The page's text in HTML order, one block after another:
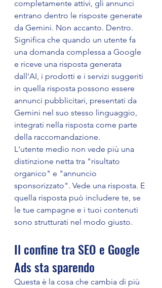
completamente attivi, gli annunci
entrano dentro le risposte generate
da Gemini. Non accanto. Dentro.
Significa che quando un utente fa
una domanda complessa a Google
e riceve una risposta generata
dall'AI, i prodotti e i servizi suggeriti
in quella risposta possono essere
annunci pubblicitari, presentati da
Gemini nel suo stesso linguaggio,
integrati nella risposta come parte
della raccomandazione.
L'utente medio non vede più una
distinzione netta tra "risultato
organico" e "annuncio
sponsorizzato". Vede una risposta. E
quella risposta può includere te, se
le tue campagne e i tuoi contenuti
sono strutturati nel modo giusto.
Il confine tra SEO e Google
Ads sta sparendo
Questa è la cosa che cambia di più